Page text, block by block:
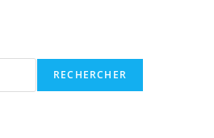
RECHERCHER